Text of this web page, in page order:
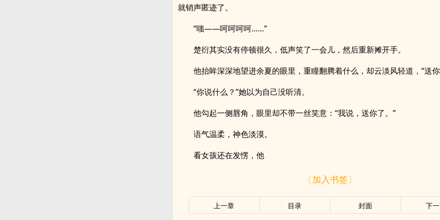
就销声匿迹了。
“嗤——呵呵呵呵……”
楚衍其实没有停顿很久，低声笑了一会儿，然后重新摊开手。
他抬眸深深地望进余夏的眼里，重瞳翻腾着什么，却云淡风轻道，“送
“你说什么？”她以为自己没听清。
他勾起一侧唇角，眼里却不带一丝笑意：“我说，送你了。”
语气温柔，神色淡漠。
看女孩还在发愣，他
〔加入书签〕
上一章 目录 封面 下